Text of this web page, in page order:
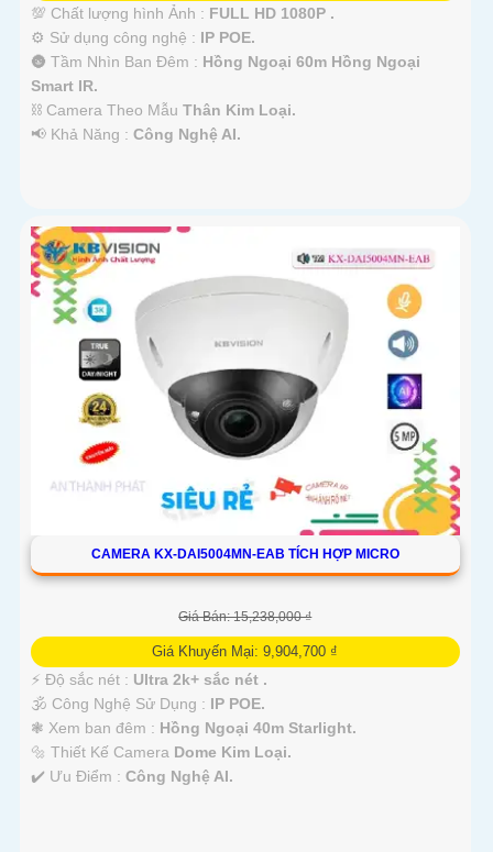
💯 Chất lượng hình Ảnh : FULL HD 1080P .
⚙ Sử dụng công nghệ : IP POE.
🌚 Tầm Nhìn Ban Đêm : Hồng Ngoại 60m Hồng Ngoại
Smart IR.
⛓ Camera Theo Mẫu Thân Kim Loại.
️📢 Khả Năng : Công Nghệ AI.
CAMERA KX-DAI5004MN-EAB TÍCH HỢP MICRO
Giá Bán: 15,238,000 ₫
Giá Khuyến Mại: 9,904,700 ₫
️⚡ Độ sắc nét : Ultra 2k+ sắc nét .
🕉️ Công Nghệ Sử Dụng : IP POE.
❃ Xem ban đêm : Hồng Ngoại 40m Starlight.
🔩 Thiết Kế Camera Dome Kim Loại.
️✔️ Ưu Điểm : Công Nghệ AI.